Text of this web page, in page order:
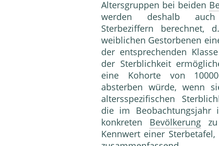
Altersgruppen bei beiden
werden deshalb auch
Sterbeziffern
weiblichen Gestorbenen
der entsprechenden
der Sterblichkeit
eine Kohorte von
absterben würde, wenn
altersspezifischen
die im Beobachtungsjahr
konkreten Bevölkerungzu
Kennwert einer